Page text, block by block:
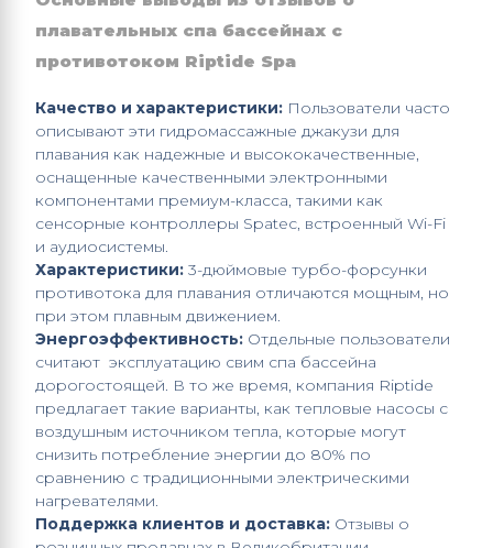
плавательных спа бассейнах с
противотоком Riptide Spa
Качество и характеристики: Пользователи часто
описывают эти гидромассажные джакузи для
плавания как надежные и высококачественные,
оснащенные качественными электронными
компонентами премиум-класса, такими как
сенсорные контроллеры Spatec, встроенный Wi-Fi
и аудиосистемы.
Характеристики:3-дюймовые турбо-форсунки
противотока для плавания отличаются мощным, но
при этом плавным движением.
Энергоэффективность: Отдельные пользователи
считают эксплуатацию свим спа бассейна
дорогостоящей. В то же время, компания Riptide
предлагает такие варианты, как тепловые насосы с
воздушным источником тепла, которые могут
снизить потребление энергии до 80% по
сравнению с традиционными электрическими
нагревателями.
Поддержка клиентов и доставка: Отзывы о